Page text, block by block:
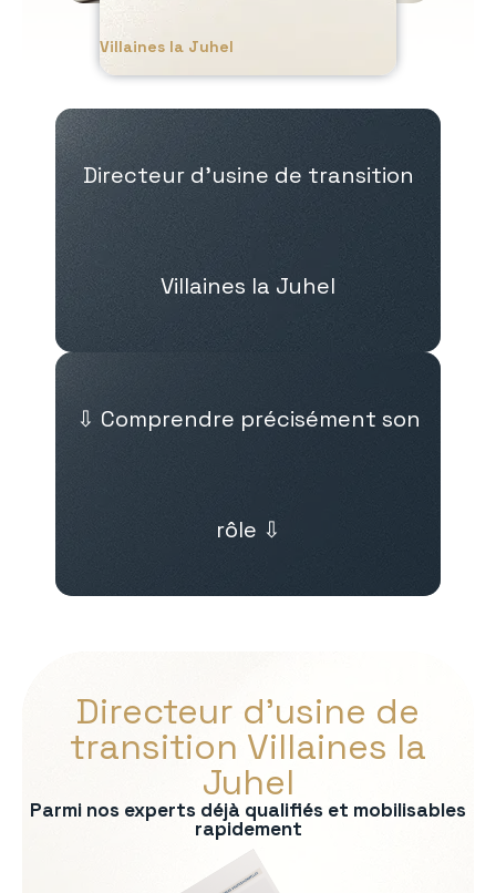
Villaines la Juhel
Directeur d’usine de transition
Villaines la Juhel
⇩ Comprendre précisément son
rôle ⇩
Directeur d’usine de
transition Villaines la
Juhel
Parmi nos experts déjà qualifiés et mobilisables
rapidement